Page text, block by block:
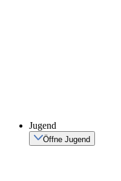
Jugend
Öffne Jugend